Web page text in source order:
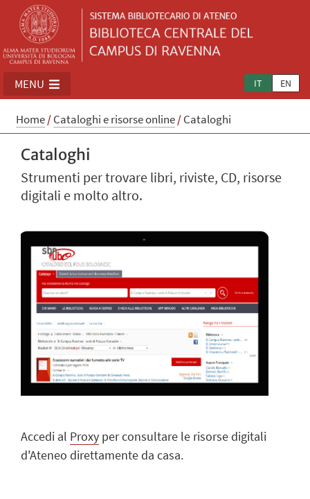
IT EN
MENU
Home/Cataloghi e risorse online/Cataloghi
Cataloghi
Strumenti per trovare libri, riviste, CD, risorse
digitali e molto altro.
Accedi al Proxy per consultare le risorse digitali
d'Ateneo direttamente da casa.